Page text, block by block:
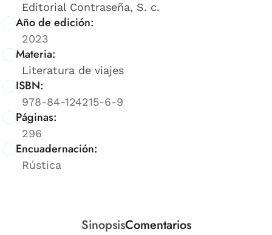
Editorial Contraseña, S. c.
Año de edición:
2023
Materia:
Literatura de viajes
ISBN:
978-84-124215-6-9
Páginas:
296
Encuadernación:
Rústica
SinopsisComentarios